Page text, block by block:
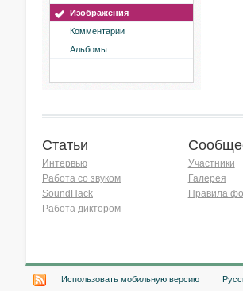
Изображения
Комментарии
Альбомы
Статьи
Интервью
Работа со звуком
SoundHack
Работа диктором
Участники
Галерея
Правила
Использовать мобильную версию